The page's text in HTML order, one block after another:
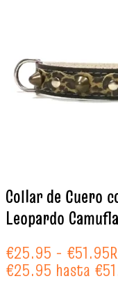
Collar de Cuero
Leopardo
€25.95 - €51.95
€25.95 hasta